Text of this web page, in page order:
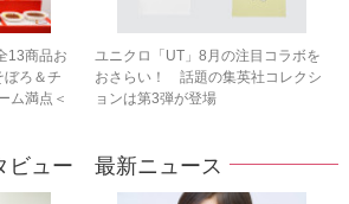
13商品お
ろ＆チ
ム満点＜
ユニクロ「UT」8月の注目コラボを
おさらい！ 話題の集英社コレクシ
ョンは第3弾が登場
ビュー 最新ニュース